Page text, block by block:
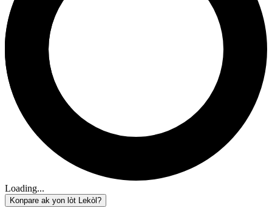
Loading...
Konpare ak yon lòt Lekòl?